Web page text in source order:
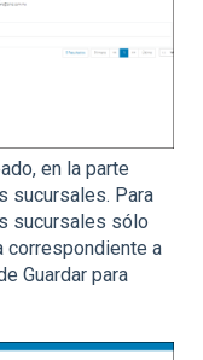
en la parte
sucursales. Para
sucursales sólo
correspondiente a
Guardar para